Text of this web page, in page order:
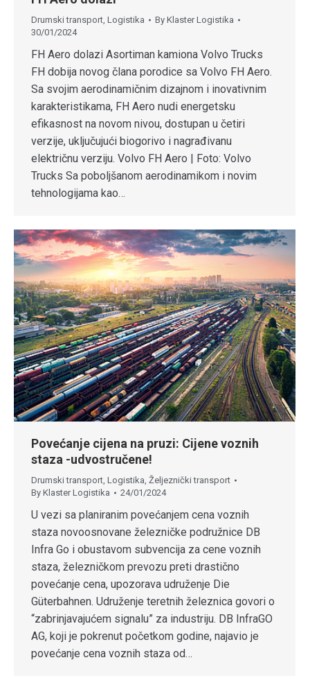
Drumski transport, Logistika By Klaster Logistika
30/01/2024
FH Aero dolazi Asortiman kamiona Volvo Trucks
FH dobija novog člana porodice sa Volvo FH Aero.
Sa svojim aerodinamičnim dizajnom i inovativnim
karakteristikama, FH Aero nudi energetsku
efikasnost na novom nivou, dostupan u četiri
verzije, uključujući biogorivo i nagrađivanu
električnu verziju. Volvo FH Aero | Foto: Volvo
Trucks Sa poboljšanom aerodinamikom i novim
tehnologijama kao…
Povećanje cijena na pruzi: Cijene voznih
staza -udvostručene!
Drumski transport Logistika Željeznički transport
By Klaster Logistika 24/01/2024
U vezi sa planiranim povećanjem cena voznih
staza novoosnovane železničke podružnice DB
Infra Go i obustavom subvencija za cene voznih
staza, železničkom prevozu preti drastično
povećanje cena, upozorava udruženje Die
Güterbahnen. Udruženje teretnih železnica govori o
“zabrinjavajućem signalu” za industriju. DB InfraGO
AG, koji je pokrenut početkom godine, najavio je
povećanje cena voznih staza od…